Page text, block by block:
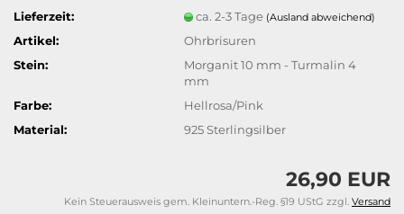
Lieferzeit:
ca. 2-3 Tage (Ausland abweichend)
Artikel:
Ohrbrisuren
Stein:
Morganit 10 mm - Turmalin 4
mm
Farbe:
Hellrosa/Pink
Material:
925 Sterlingsilber
26,90 EUR
Kein Steuerausweis gem. Kleinuntern.-Reg. §19 UStG zzgl. Versand